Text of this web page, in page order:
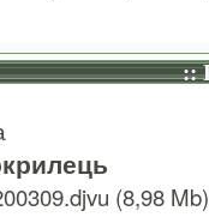
::
(8,98 Mb)